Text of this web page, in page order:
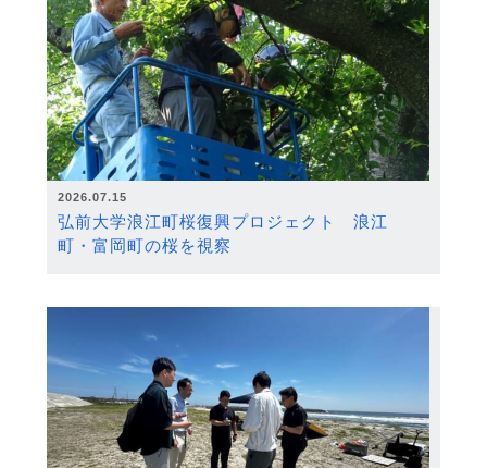
2026.07.15
弘前大学浪江町桜復興プロジェクト 浪江
町・富岡町の桜を視察